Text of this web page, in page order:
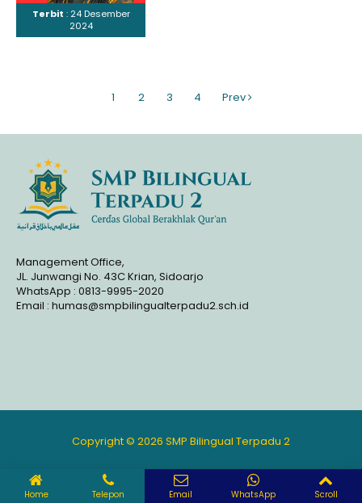
Terbit : 24 Desember
2024
1 2 3 4 Prev
Management Office,
JL. Junwangi No. 43C Krian, Sidoarjo
WhatsApp : 0813-9995-2020
Email : humas@smpbilingualterpadu2.sch.id
Copyright © 2026 SMP Bilingual Terpadu 2
Home Telepon Email WhatsApp Scroll